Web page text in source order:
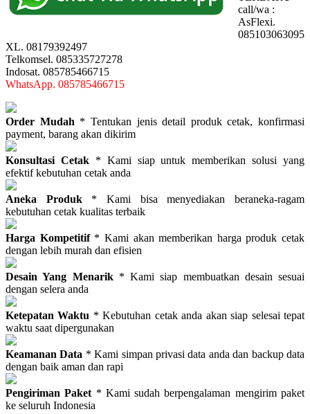
call/wa :
AsFlexi.
085103063095
XL. 08179392497
Telkomsel. 085335727278
Indosat. 085785466715
WhatsApp. 085785466715
Order Mudah * Tentukan jenis detail produk cetak, konfirmasi
payment, barang akan dikirim
Konsultasi Cetak* Kami siap untuk memberikan solusi yang
efektif kebutuhan cetak anda
Aneka Produk * Kami bisa menyediakan beraneka-ragam
kebutuhan cetak kualitas terbaik
Harga Kompetitif* Kami akan memberikan harga produk cetak
dengan lebih murah dan efisien
Desain Yang Menarik* Kami siap membuatkan desain sesuai
dengan selera anda
Ketepatan Waktu * Kebutuhan cetak anda akan siap selesai tepat
waktu saat dipergunakan
Keamanan Data * Kami simpan privasi data anda dan backup data
dengan baik aman dan rapi
Pengiriman Paket * Kami sudah berpengalaman mengirim paket
ke seluruh Indonesia